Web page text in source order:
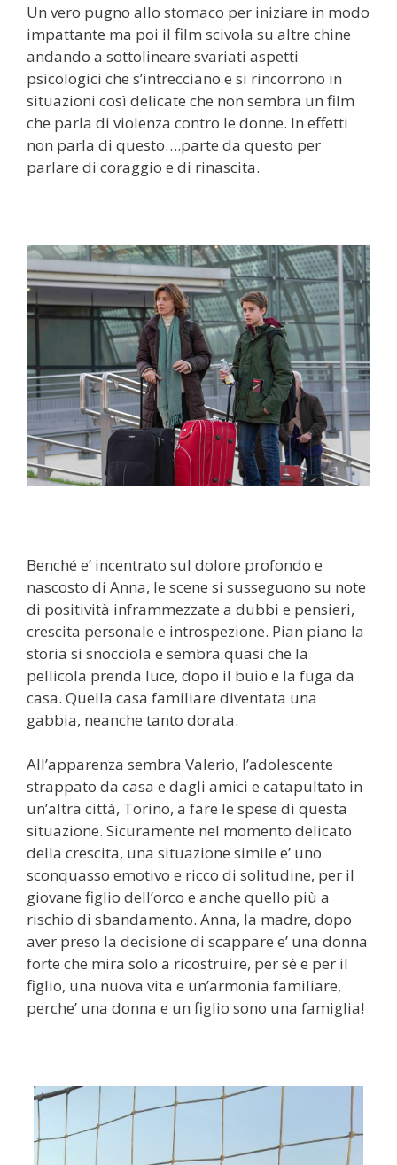
Un vero pugno allo stomaco per iniziare in modo
impattante ma poi il film scivola su altre chine
andando a sottolineare svariati aspetti
psicologici che s’intrecciano e si rincorrono in
situazioni così delicate che non sembra un film
che parla di violenza contro le donne. In effetti
non parla di questo….parte da questo per
parlare di coraggio e di rinascita.
Benché e’ incentrato sul dolore profondo e
nascosto di Anna, le scene si susseguono su note
di positività inframmezzate a dubbi e pensieri,
crescita personale e introspezione. Pian piano la
storia si snocciola e sembra quasi che la
pellicola prenda luce, dopo il buio e la fuga da
casa. Quella casa familiare diventata una
gabbia, neanche tanto dorata.
All’apparenza sembra Valerio, l’adolescente
strappato da casa e dagli amici e catapultato in
un’altra città, Torino, a fare le spese di questa
situazione. Sicuramente nel momento delicato
della crescita, una situazione simile e’ uno
sconquasso emotivo e ricco di solitudine, per il
giovane figlio dell’orco e anche quello più a
rischio di sbandamento. Anna, la madre, dopo
aver preso la decisione di scappare e’ una donna
forte che mira solo a ricostruire, per sé e per il
figlio, una nuova vita e un’armonia familiare,
perche’ una donna e un figlio sono una famiglia!